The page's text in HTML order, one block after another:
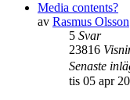
Media contents?
av Rasmus Olsson
5 Svar
23816
Senaste
tis 05 apr